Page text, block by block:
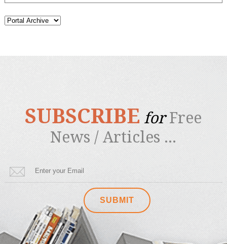
SUBSCRIBE forFree
News / Articles ...